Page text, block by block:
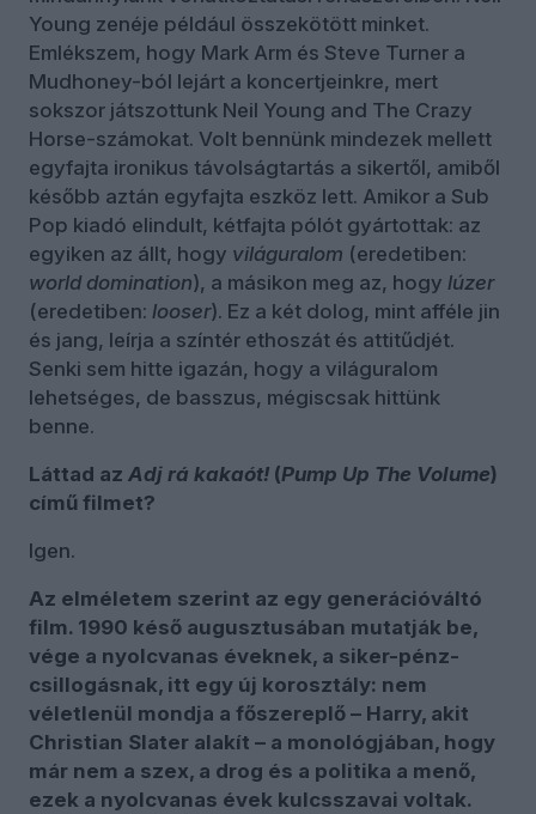
Young zenéje például összekötött minket.
Emlékszem, hogy Mark Arm és Steve Turner a
Mudhoney-ból lejárt a koncertjeinkre, mert
sokszor játszottunk Neil Young and The Crazy
Horse-számokat. Volt bennünk mindezek mellett
egyfajta ironikus távolságtartás a sikertől, amiből
később aztán egyfajta eszköz lett. Amikor a Sub
Pop kiadó elindult, kétfajta pólót gyártottak: az
egyiken az állt, hogy világuralom (eredetiben:
world domination), a másikon meg az, hogy lúzer
(eredetiben: looser). Ez a két dolog, mint afféle jin
és jang, leírja a színtér ethoszát és attitűdjét.
Senki sem hitte igazán, hogy a világuralom
lehetséges, de basszus, mégiscsak hittünk
benne.
Láttad az Adj rá kakaót! (Pump Up The Volume)
című filmet?
Igen.
Az elméletem szerint az egy generációváltó
film. 1990 késő augusztusában mutatják be,
vége a nyolcvanas éveknek, a siker-pénz-
csillogásnak, itt egy új korosztály: nem
véletlenül mondja a főszereplő – Harry, akit
Christian Slater alakít – a monológjában, hogy
már nem a szex, a drog és a politika a menő,
ezek a nyolcvanas évek kulcsszavai voltak.